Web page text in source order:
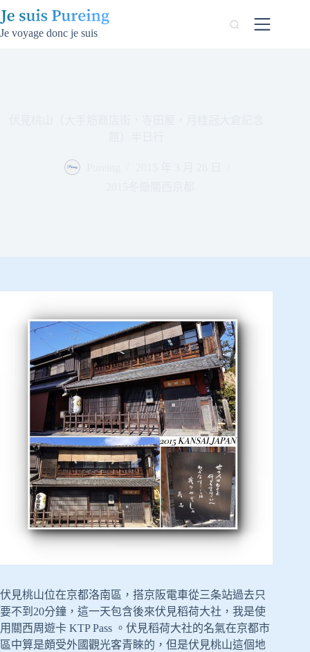
跳
至
Je voyage donc je suis
伏見桃山位在京都洛南區，搭京阪電車從三条站過去只
要不到20分鐘，這一天包含後來伏見稻荷大社，我是使
用關西周遊卡 KTP Pass 。伏見稻荷大社的名氣在京都市
區中算是頗受外國觀光客青睞的，但是伏見桃山這個地